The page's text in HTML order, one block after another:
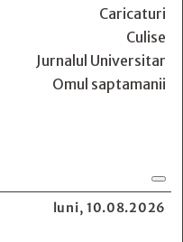
Caricaturi
Culise
Jurnalul Universitar
Omul saptamanii
luni, 10.08.2026